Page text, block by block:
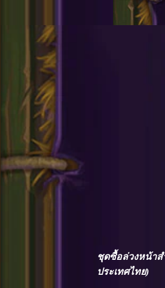
ชุดซื้อล่วงหน้าส
ประเทศไทย)